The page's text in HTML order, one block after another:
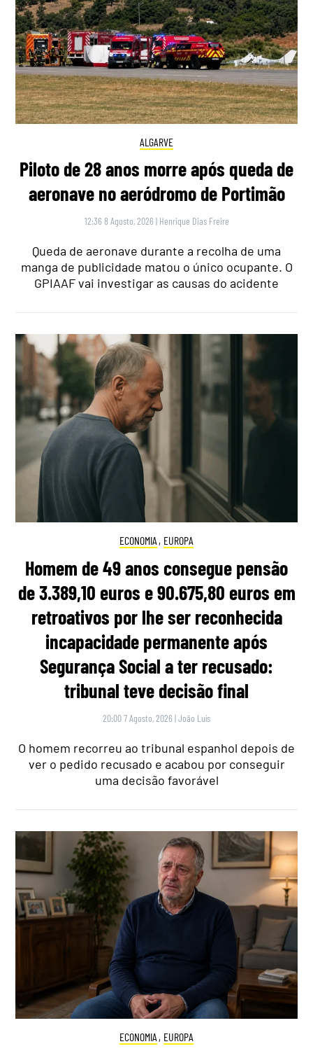
ALGARVE
Piloto de 28 anos morre após queda de
aeronave no aeródromo de Portimão
12:36 8 Agosto, 2026 | Henrique Dias Freire
Queda de aeronave durante a recolha de uma
manga de publicidade matou o único ocupante. O
GPIAAF vai investigar as causas do acidente
ECONOMIA , EUROPA
Homem de 49 anos consegue pensão
de 3.389,10 euros e 90.675,80 euros em
retroativos por lhe ser reconhecida
incapacidade permanente após
Segurança Social a ter recusado:
tribunal teve decisão final
20:00 7 Agosto, 2026 |João Luís
O homem recorreu ao tribunal espanhol depois de
ver o pedido recusado e acabou por conseguir
uma decisão favorável
ECONOMIA , EUROPA